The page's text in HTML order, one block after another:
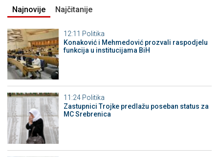
Najnovije Najčitanije
12:11 Politika
Konaković i Mehmedović prozvali raspodjelu
funkcija u institucijama BiH
11:24 Politika
Zastupnici Trojke predlažu poseban status za
MC Srebrenica